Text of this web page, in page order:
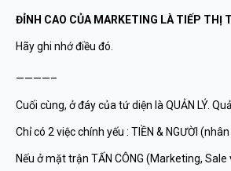
ĐỈNH CAO CỦA MARKETING LÀ TIẾP THỊ
Hãy ghi nhớ điều đó.
————–
Cuối cùng, ở đáy của tứ diện là QUẢN LÝ.
Chỉ có 2 việc chính yếu : TIỀN & NGƯỜI (nhân
Nếu ở mặt trận TẤN CÔNG (Marketing,